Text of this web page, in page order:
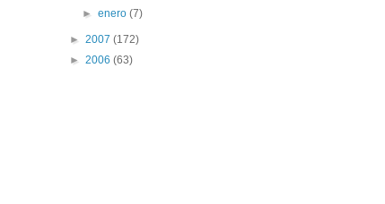
►enero(7)
► 2007 (172)
► 2006 (63)